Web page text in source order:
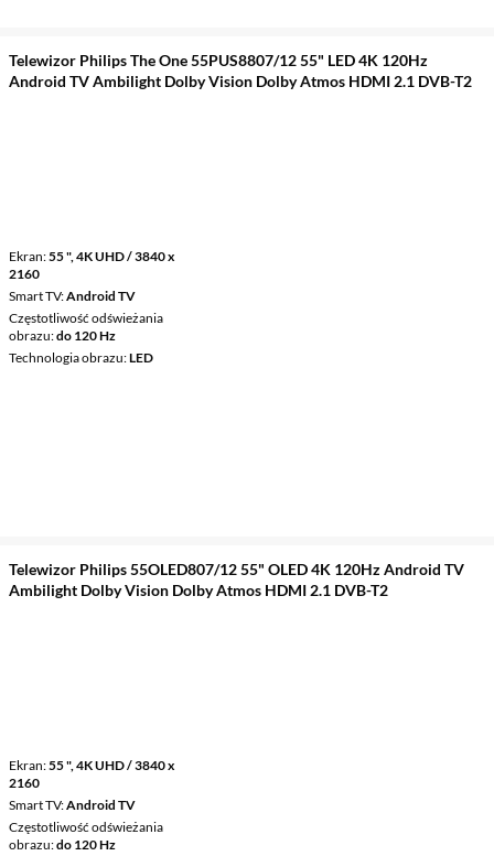
Telewizor Philips The One 55PUS8807/12 55" LED 4K 120Hz
Android TV Ambilight Dolby Vision Dolby Atmos HDMI 2.1 DVB-T2
Ekran 55 ", 4K UHD / 3840 x
2160
Smart TV Android TV
Częstotliwość odświeżania
obrazu do 120 Hz
Technologia obrazu LED
Telewizor Philips 55OLED807/12 55" OLED 4K 120Hz Android TV
Ambilight Dolby Vision Dolby Atmos HDMI 2.1 DVB-T2
Ekran 55 ", 4K UHD / 3840 x
2160
Smart TV Android TV
Częstotliwość odświeżania
obrazu do 120 Hz